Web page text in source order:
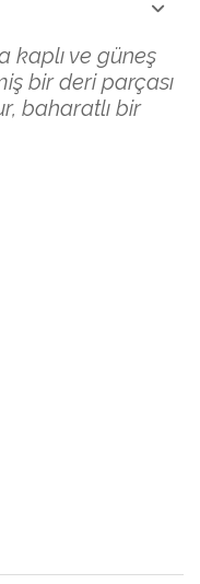
kaplı ve güneş
bir deri parçası
baharatlı bir